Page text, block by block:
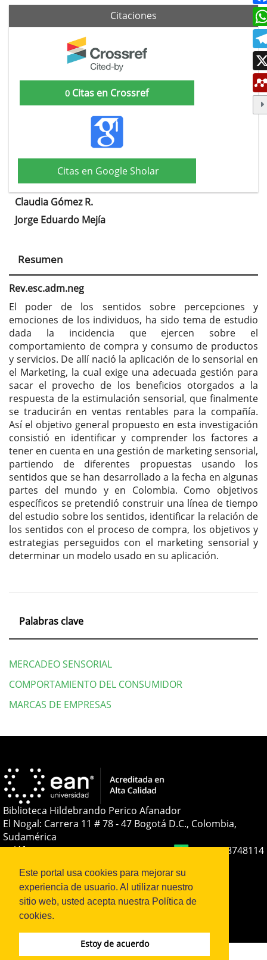
Este portal usa cookies para mejorar su
experiencia de usuario. Al utilizar nuestro
sitio web, usted acepta nuestra Política de
cookies.
Estoy de acuerdo
Citaciones
0 Citas en Crossref
Citas en Google Sholar
Contenido
principal
del
artículo
Claudia Gómez R.
Jorge Eduardo Mejía
Resumen
Rev.esc.adm.neg
El poder de los sentidos sobre percepciones y
emociones de los individuos, ha sido tema de estudio
dada la incidencia que ejercen sobre el
comportamiento de compra y consumo de productos
y servicios. De allí nació la aplicación de lo sensorial en
el Marketing, la cual exige una adecuada gestión para
sacar el provecho de los beneficios otorgados a la
respuesta de la estimulación sensorial, que finalmente
se traducirán en ventas rentables para la compañía.
Así el objetivo general propuesto en esta investigación
consistió en identificar y comprender los factores a
tener en cuenta en una gestión de marketing sensorial,
partiendo de diferentes propuestas usando los
sentidos que se han desarrollado a la fecha en algunas
partes del mundo y en Colombia. Como objetivos
específicos se pretendió construir una línea de tiempo
del estudio sobre los sentidos, identificar la relación de
los sentidos con el proceso de compra, los objetivos y
estrategias perseguidos con el marketing sensorial y
determinar un modelo usado en su aplicación.
Palabras clave
MERCADEO SENSORIAL
COMPORTAMIENTO DEL CONSUMIDOR
MARCAS DE EMPRESAS
Detalles
artículo
Biblioteca Hildebrando Perico Afanador
El Nogal: Carrera 11 # 78 - 47 Bogotá D.C., Colombia,
Sudamérica
Teléfono:+(57-601) 593 6464 Ext. 2285
+57 316 8748114
E-mail:
soporteojs@universidadean.edu.co
biblioteca@universidadean.edu.co
Sistema OJS - Metabiblioteca |